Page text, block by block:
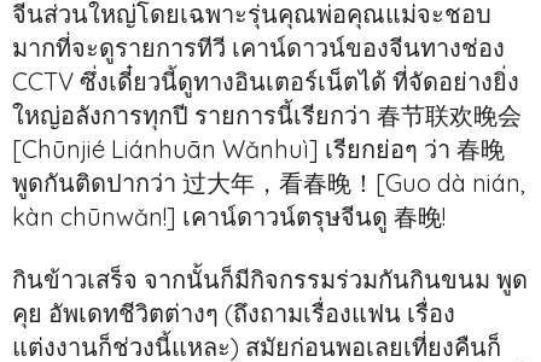
จีนส่วนใหญ่โดยเฉพาะรุ่นคุณพ่อคุณแม่จะชอบ
มากที่จะดูรายการทีวี เคาน์ดาวน์ของจีนทางช่อง
CCTV ซึ่งเดี๋ยวนี้ดูทางอินเตอร์เน็ตได้ ที่จัดอย่างยิ่ง
ใหญ่อลังการทุกปี รายการนี้เรียกว่า 春节联欢晚会
[Chūnjié Liánhuān Wǎnhuì] เรียกย่อๆ ว่า 春晚
พูดกันติดปากว่า 过大年，看春晚！[Guo dà nián,
kàn chūnwǎn!] เคาน์ดาวน์ตรุษจีนดู 春晚!
กินข้าวเสร็จ จากนั้นก็มีกิจกรรมร่วมกันกินขนม พูด
คุย อัพเดทชีวิตต่างๆ (ถึงถามเรื่องแฟน เรื่อง
แต่งงานก็ช่วงนี้แหละ) สมัยก่อนพอเลยเที่ยงคืนก็